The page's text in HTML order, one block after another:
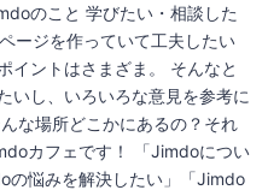
のこと 学びたい・相談した
ージを作っていて工夫したい
イントはさまざま。 そんなと
いし、いろいろな意見を参考に
な場所どこかにあるの？それ
カフェです！ 「Jimdoについ
の悩みを解決したい」「Jimdo